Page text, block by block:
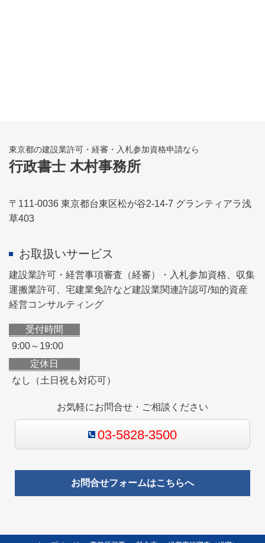
東京都の建設業許可・経審・入札参加資格申請なら
行政書士 木村事務所
〒111-0036 東京都台東区松が谷2-14-7 グランティアラ浅
草403
お取扱いサービス
建設業許可・経営事項審査（経審）・入札参加資格、収集
運搬業許可、宅建業免許など建設業関連許認可/知的資産
経営コンサルティング
受付時間
9:00～19:00
定休日
なし（土日祝も対応可）
お気軽にお問合せ・ご相談ください
03-5828-3500
お問合せフォームはこちらへ